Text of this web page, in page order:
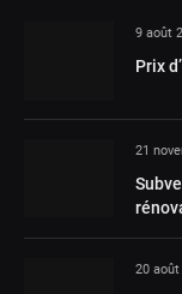
9 août
Prix
21
20 août